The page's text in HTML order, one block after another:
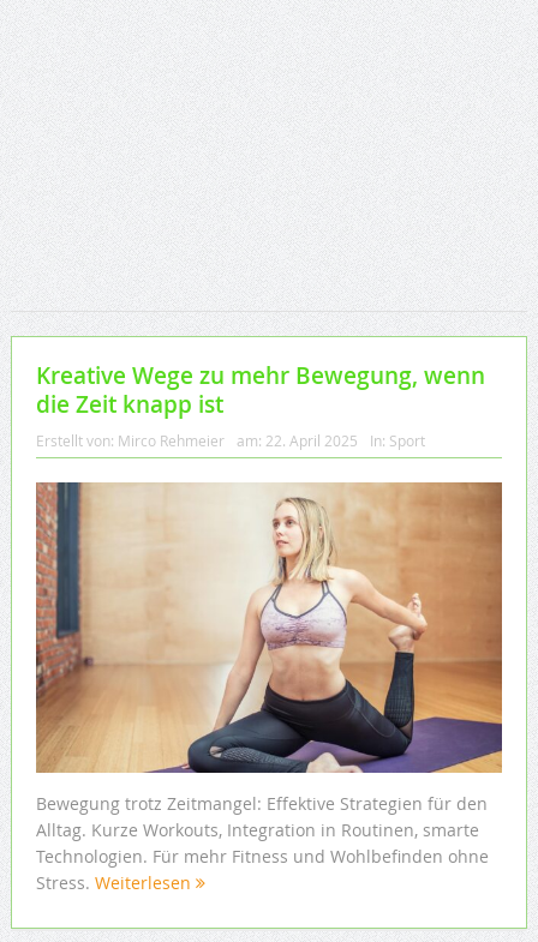
Kreative Wege zu mehr Bewegung, wenn
die Zeit knapp ist
Erstellt von: Mirco Rehmeier am: 22. April 2025 In: Sport
Bewegung trotz Zeitmangel: Effektive Strategien für den
Alltag. Kurze Workouts, Integration in Routinen, smarte
Technologien. Für mehr Fitness und Wohlbefinden ohne
Stress. Weiterlesen